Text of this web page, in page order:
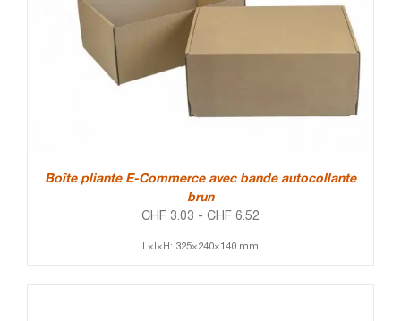
Boîte pliante E-Commerce avec bande autocollante
brun
CHF 3.03 - CHF 6.52
L×l×H: 325×240×140 mm